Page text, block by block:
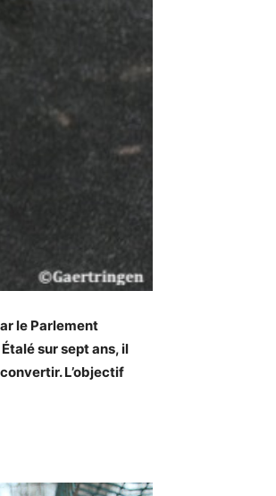
le Parlement
sur sept ans, il
L’objectif